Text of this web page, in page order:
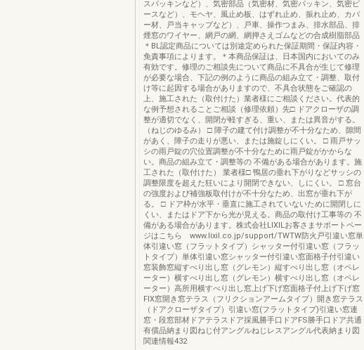
スパッキンなど）、気密部品（気密材、気密パッキン、気密ピ
ースなど）、モヘヤ、風止め板、はずれ止め、振れ止め、カバ
ー材、戸当キャップなど）、戸車、操作つまみ、排水部品、排
煙窓のワイヤー、網戸の網、網押さえゴムなどの合成樹脂部品
＊BL認定商品については別途定められた保証期間・保証内容・
免責事項によります。＊本商品保証は、日本国内においてのみ
有効です。修理のご相談先について商品に不具合が生じて修理
が必要な場合、下記の例のように商品の組み立て・調整、取付
け等に起因する場合がありますので、不具合状態をご確認の
上、施工された（取付けた）業者様にご相談ください。代表的
な例予想されることご相談（修理依頼）先□ ドアクローザの調
整が適切でなく、開閉が軽すぎる、重い、または異音がする。
（ねじのゆるみ） □ 障子の建て付け調整が不十分なため、隙間
があく、障子の走りが悪い、または施錠しにくい。 □ 雨戸サッ
シの雨戸錠の穴位置調整が不十分なために雨戸錠がかからな
い。商品の組み立て・調整等の 不備がある場合があります。施
工された（取付けた） 業者様□ 鴨居の垂れ下がりなどサッシの
調整限度を超えた狂いにより開閉できない、しにくい。 □ 窓台
の強度および補強板取付けが不十分なため、出窓が垂れ下が
る。 □ ドア枠が水平・垂直に施工されていないために開閉しに
くい、またはドア下から光が見える。商品の取付け工事等の 不
備がある場合があります。株式会社LIXILお客さまサポートペー
ジはこちら www.lixil.co.jp/support/TWTW防火戸引違い窓単
体引違い窓（フラットタイプ）シャッター付引違い窓（フラッ
トタイプ）単体引違い窓シャッター付引違い窓面格子付引違い
窓装飾窓縦すべり出し窓（グレモン）縦すべり出し窓（オペレ
ーター）横すべり出し窓（グレモン）横すべり出し窓（オペレ
ーター）高所用横すべり出し窓上げ下げ窓面格子付上げ下げ窓
FIX窓開き窓テラス（フリクションアームタイプ）開き窓テラス
（ドアクローザタイプ）引違い窓(フラットタイプ)引違い窓連
窓・段窓部材ドアテラスドア採風勝手口ドアFS勝手口ドア共通
有償品納まり図ねじ付アングルねじレスアングル代表納まり図
関連情報432